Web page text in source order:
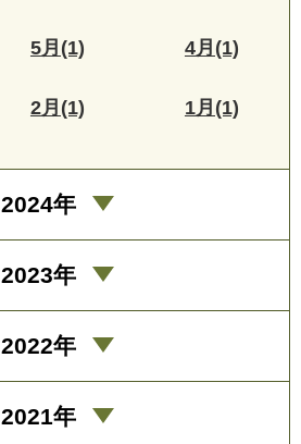
5月(1) 4月(1)
2月(1) 1月(1)
2024年
2023年
2022年
2021年